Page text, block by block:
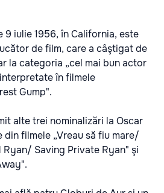
9 iulie 1956, în California, este
de film, care a câştigat de
la categoria „cel mai bun actor
în filmele
Gump".
alte trei nominalizări la Oscar
filmele „Vreau să fiu mare/
Ryan/ Saving Private Ryan" şi